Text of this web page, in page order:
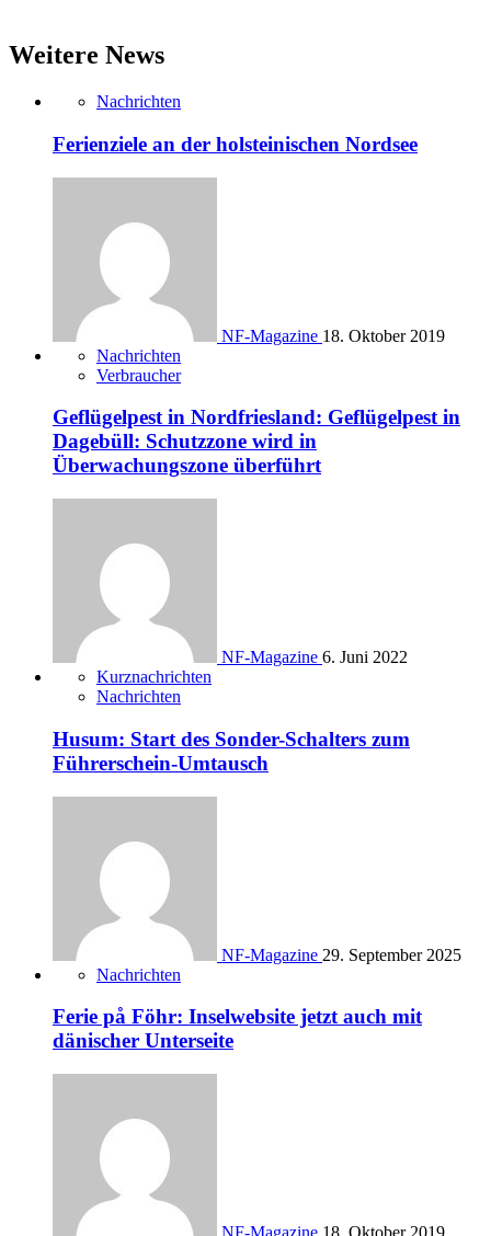
Weitere News
Nachrichten
Ferienziele an der holsteinischen Nordsee
NF-Magazine 18. Oktober 2019
Nachrichten
Verbraucher
Geflügelpest in Nordfriesland: Geflügelpest in
Dagebüll: Schutzzone wird in
Überwachungszone überführt
NF-Magazine 6. Juni 2022
Kurznachrichten
Nachrichten
Husum: Start des Sonder-Schalters zum
Führerschein-Umtausch
NF-Magazine 29. September 2025
Nachrichten
Ferie på Föhr: Inselwebsite jetzt auch mit
dänischer Unterseite
NF-Magazine 18. Oktober 2019